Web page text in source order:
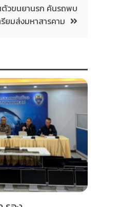
วขนยานรก ค้นรถพบ
ยมส่งมหาสารคาม